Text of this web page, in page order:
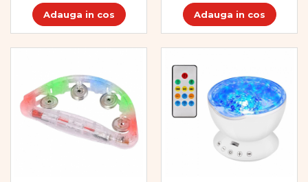
Adauga in cos Adauga in cos